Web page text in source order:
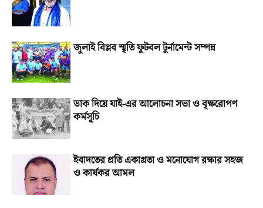
জুলাই বিপ্লব স্মৃতি ফুটবল টুর্নামেন্ট সম্পন্ন
ডাক দিয়ে যাই-এর আলোচনা সভা ও বৃক্ষরোপণ
কর্মসূচি
ইবাদতের প্রতি একাগ্রতা ও মনোযোগ রক্ষার সহজ
ও কার্যকর আমল